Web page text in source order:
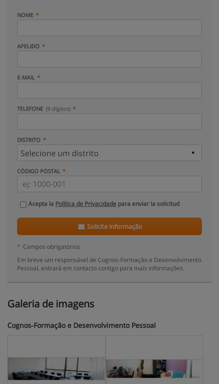
NOME
APELIDO
E-MAIL
TELEFONE (9 dígitos)
DISTRITO
CÓDIGO POSTAL
Acepta la Política de Privacidade para enviar la solicitud
Solicite informação
* Campos obrigatórios
Em breve um responsável de Cognos-Formação e Desenvolvimento
Pessoal, entrará em contacto contigo para mais informações.
Galeria de imagens
Cognos-Formação e Desenvolvimento Pessoal